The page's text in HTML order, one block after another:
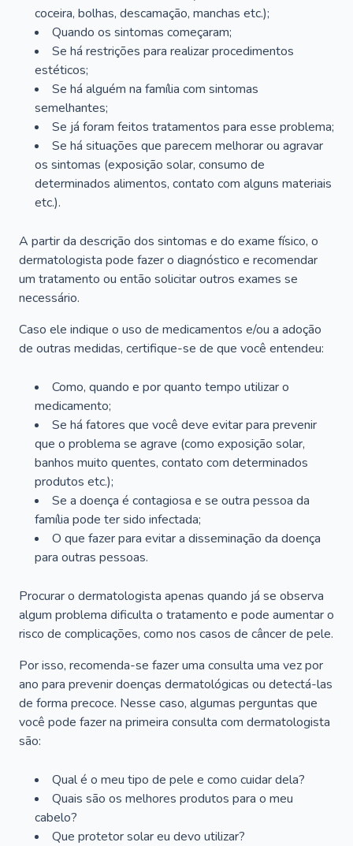
coceira, bolhas, descamação, manchas etc.);
Quando os sintomas começaram;
Se há restrições para realizar procedimentos
estéticos;
Se há alguém na família com sintomas
semelhantes;
Se já foram feitos tratamentos para esse problema;
Se há situações que parecem melhorar ou agravar
os sintomas (exposição solar, consumo de
determinados alimentos, contato com alguns materiais
etc.).
A partir da descrição dos sintomas e do exame físico, o
dermatologista pode fazer o diagnóstico e recomendar
um tratamento ou então solicitar outros exames se
necessário.
Caso ele indique o uso de medicamentos e/ou a adoção
de outras medidas, certifique-se de que você entendeu:
Como, quando e por quanto tempo utilizar o
medicamento;
Se há fatores que você deve evitar para prevenir
que o problema se agrave (como exposição solar,
banhos muito quentes, contato com determinados
produtos etc.);
Se a doença é contagiosa e se outra pessoa da
família pode ter sido infectada;
O que fazer para evitar a disseminação da doença
para outras pessoas.
Procurar o dermatologista apenas quando já se observa
algum problema dificulta o tratamento e pode aumentar o
risco de complicações, como nos casos de câncer de pele.
Por isso, recomenda-se fazer uma consulta uma vez por
ano para prevenir doenças dermatológicas ou detectá-las
de forma precoce. Nesse caso, algumas perguntas que
você pode fazer na primeira consulta com dermatologista
são:
Qual é o meu tipo de pele e como cuidar dela?
Quais são os melhores produtos para o meu
cabelo?
Que protetor solar eu devo utilizar?